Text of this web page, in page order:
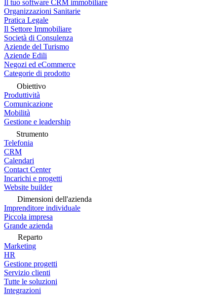
Il tuo software CRM immobiliare
Organizzazioni Sanitarie
Pratica Legale
Il Settore Immobiliare
Società di Consulenza
Aziende del Turismo
Aziende Edili
Negozi ed eCommerce
Categorie di prodotto
Obiettivo
Produttività
Comunicazione
Mobilità
Gestione e leadership
Strumento
Telefonia
CRM
Calendari
Contact Center
Incarichi e progetti
Website builder
Dimensioni dell'azienda
Imprenditore individuale
Piccola impresa
Grande azienda
Reparto
Marketing
HR
Gestione progetti
Servizio clienti
Tutte le soluzioni
Integrazioni